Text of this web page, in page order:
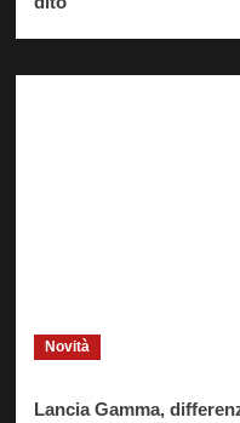
Novità
Lancia Gamma,